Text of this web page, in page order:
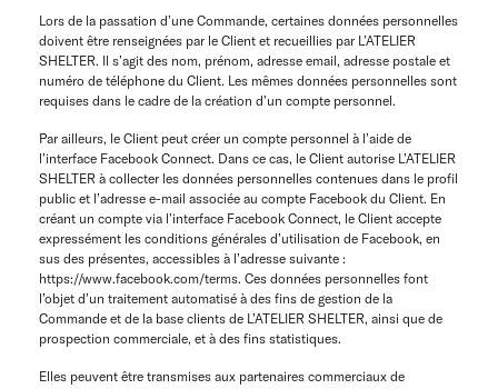
Lors de la passation d’une Commande, certaines données personnelles
doivent être renseignées par le Client et recueillies par L’ATELIER
SHELTER. Il s’agit des nom, prénom, adresse email, adresse postale et
numéro de téléphone du Client. Les mêmes données personnelles sont
requises dans le cadre de la création d’un compte personnel.
Par ailleurs, le Client peut créer un compte personnel à l’aide de
l’interface Facebook Connect. Dans ce cas, le Client autorise L’ATELIER
SHELTER à collecter les données personnelles contenues dans le profil
public et l’adresse e-mail associée au compte Facebook du Client. En
créant un compte via l’interface Facebook Connect, le Client accepte
expressément les conditions générales d’utilisation de Facebook, en
sus des présentes, accessibles à l’adresse suivante :
https://www.facebook.com/terms. Ces données personnelles font
l’objet d’un traitement automatisé à des fins de gestion de la
Commande et de la base clients de L’ATELIER SHELTER, ainsi que de
prospection commerciale, et à des fins statistiques.
Elles peuvent être transmises aux partenaires commerciaux de